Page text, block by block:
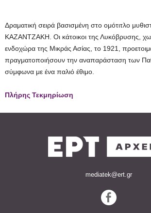
Δραματική σειρά βασισμένη στο ομότιτλο
ΚΑΖΑΝΤΖΑΚΗ. Οι κάτοικοι της Λυκόβρυσης,
ενδοχώρα της Μικράς Ασίας, το 1921,
πραγματοποιήσουν την αναπαράσταση των
σύμφωνα με ένα παλιό έθιμο.
Πλήρης Τεκμηρίωση
mediatek@ert.gr